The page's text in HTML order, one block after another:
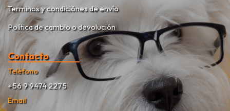
Terminos y condiciónes de envío
Política de cambio o devolución
Contacto
Teléfono
+56 9 9474 2275
Email